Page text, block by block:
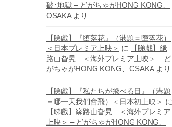
破･地獄 – どがちゃがHONG KONG、
OSAKAより
【睇戲】『堕落花』（港題＝墮落花）
＜日本プレミア上映＞ に
【睇戲】緣
路山旮旯 ＜海外プレミア上映＞ – ど
がちゃがHONG KONG、OSAKAより
【睇戲】『私たちが飛べる日』（港題
＝哪一天我們會飛）＜日本初上映＞ に
【睇戲】緣路山旮旯 ＜海外プレミア
上映＞ – どがちゃがHONG KONG、